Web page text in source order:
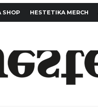
SHOP HESTETIKA MERCH